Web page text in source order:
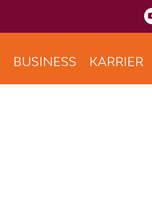
BUSINESS KARRIER